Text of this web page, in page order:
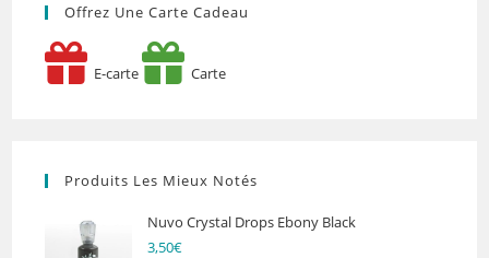
Offrez Une Carte Cadeau
E-carte Carte
Produits Les Mieux Notés
Nuvo Crystal Drops Ebony Black
3,50€